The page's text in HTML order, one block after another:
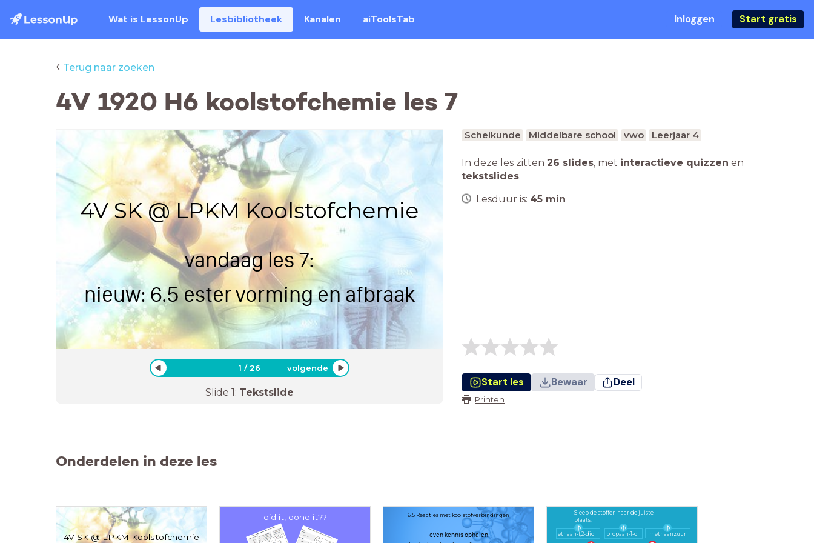
Wat is LessonUp Lesbibliotheek Kanalen aiToolsTab Inloggen Start gratis
‹ Terug naar zoeken
4V 1920 H6 koolstofchemie les 7
4V SK @ LPKM Koolstofchemie
vandaag les 7:
nieuw: 6.5 ester vorming en afbraak
1 /26 volgende
Slide 1: Tekstslide
Scheikunde Middelbare school vwo Leerjaar 4
In deze les zitten 26 slides, met interactieve quizzen en
tekstslides.
Lesduur is: 45 min
Start les Bewaar Deel
Printen
Onderdelen in deze les
4V SK @ LPKM Koolstofchemie
did it, done it?? 6.5 Reacties met koolstofverbindingen
even kennis ophalen
Sleep de stoffen naar de juiste
plaats.
ethaan-1,2-diol propaan-1-ol methaanzuur